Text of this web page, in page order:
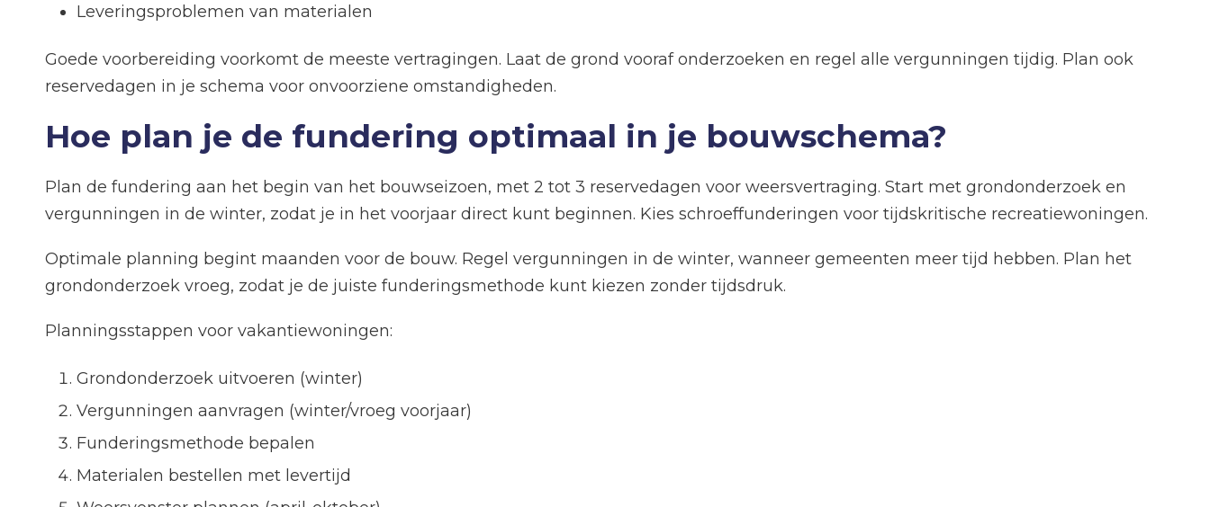
Leveringsproblemen van materialen
Goede voorbereiding voorkomt de meeste vertragingen. Laat de grond vooraf onderzoeken en regel alle vergunningen tijdig. Plan ook
reservedagen in je schema voor onvoorziene omstandigheden.
Hoe plan je de fundering optimaal in je bouwschema?
Plan de fundering aan het begin van het bouwseizoen, met 2 tot 3 reservedagen voor weersvertraging. Start met grondonderzoek en
vergunningen in de winter, zodat je in het voorjaar direct kunt beginnen. Kies schroeffunderingen voor tijdskritische recreatiewoningen.
Optimale planning begint maanden voor de bouw. Regel vergunningen in de winter, wanneer gemeenten meer tijd hebben. Plan het
grondonderzoek vroeg, zodat je de juiste funderingsmethode kunt kiezen zonder tijdsdruk.
Planningsstappen voor vakantiewoningen:
Grondonderzoek uitvoeren (winter)
Vergunningen aanvragen (winter/vroeg voorjaar)
Funderingsmethode bepalen
Materialen bestellen met levertijd